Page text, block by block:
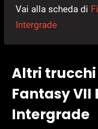
Vai alla scheda di
Intergrade
Altri trucchi
Fantasy VII
Intergrade